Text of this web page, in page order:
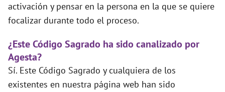
activación y pensar en la persona en la que se quiere
focalizar durante todo el proceso.
¿Este Código Sagrado ha sido canalizado por
Agesta?
Sí. Este Código Sagrado y cualquiera de los
existentes en nuestra página web han sido